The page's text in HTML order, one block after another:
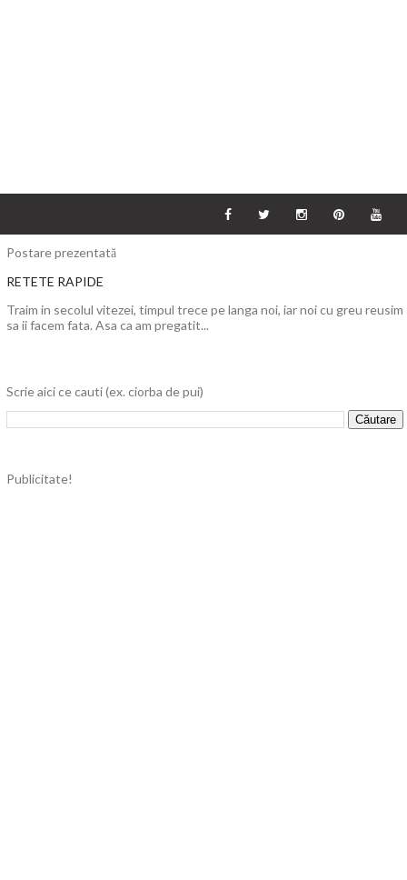
Postare prezentată
RETETE RAPIDE
Traim in secolul vitezei, timpul trece pe langa noi, iar noi cu greu reusim
sa ii facem fata. Asa ca am pregatit...
Scrie aici ce cauti (ex. ciorba de pui)
Publicitate!